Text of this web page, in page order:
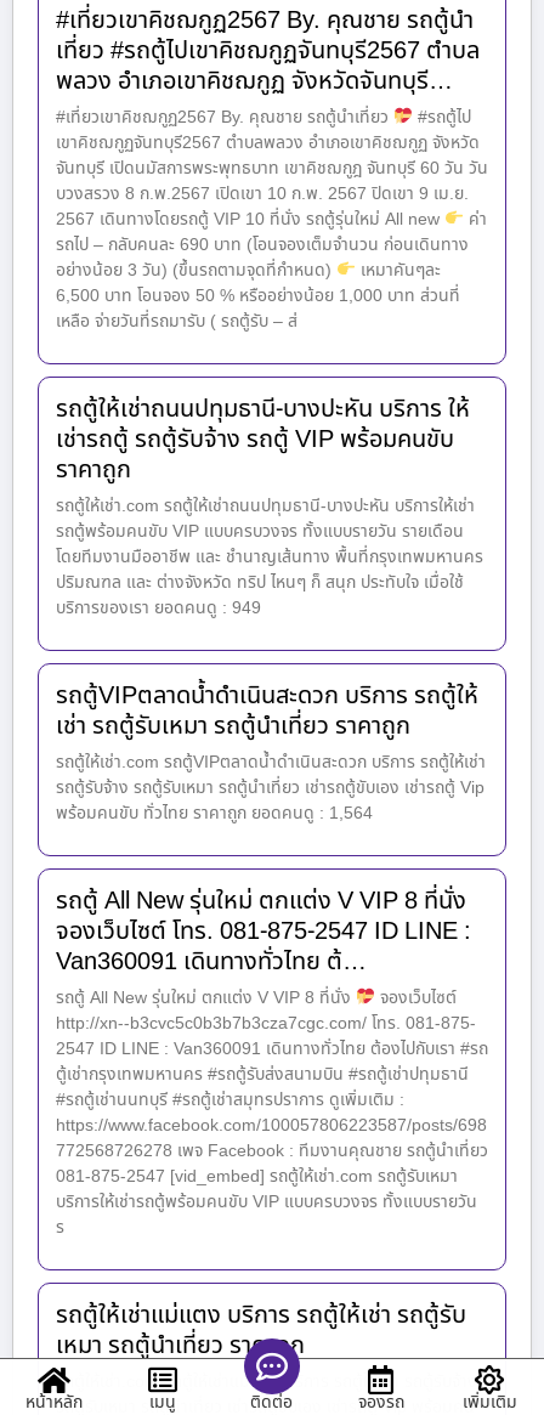
#เที่ยวเขาคิชฌกูฏ2567 By. คุณชาย รถตู้นำ
เที่ยว #รถตู้ไปเขาคิชฌกูฏจันทบุรี2567 ตำบล
พลวง อำเภอเขาคิชฌกูฏ จังหวัดจันทบุรี…
#เที่ยวเขาคิชฌกูฏ2567 By. คุณชาย รถตู้นำเที่ยว
#รถตู้ไป
เขาคิชฌกูฏจันทบุรี2567 ตำบลพลวง อำเภอเขาคิชฌกูฏ จังหวัด
จันทบุรี เปิดนมัสการพระพุทธบาท เขาคิชฌกูฎ จันทบุรี 60 วัน วัน
บวงสรวง 8 ก.พ.2567 เปิดเขา 10 ก.พ. 2567 ปิดเขา 9 เม.ย.
2567 เดินทางโดยรถตู้ VIP 10 ที่นั่ง รถตู้รุ่นใหม่ All new
ค่า
รถไป – กลับคนละ 690 บาท (โอนจองเต็มจำนวน ก่อนเดินทาง
อย่างน้อย 3 วัน) (ขึ้นรถตามจุดที่กำหนด)
เหมาคันๆละ
6,500 บาท โอนจอง 50 % หรืออย่างน้อย 1,000 บาท ส่วนที่
เหลือ จ่ายวันที่รถมารับ ( รถตู้รับ – ส่
รถตู้ให้เช่าถนนปทุมธานี-บางปะหัน บริการ ให้
เช่ารถตู้ รถตู้รับจ้าง รถตู้ VIP พร้อมคนขับ
ราคาถูก
รถตู้ให้เช่า.com รถตู้ให้เช่าถนนปทุมธานี-บางปะหัน บริการให้เช่า
รถตู้พร้อมคนขับ VIP แบบครบวงจร ทั้งแบบรายวัน รายเดือน
โดยทีมงานมืออาชีพ และ ชำนาญเส้นทาง พื้นที่กรุงเทพมหานคร
ปริมณฑล และ ต่างจังหวัด ทริป ไหนๆ ก็ สนุก ประทับใจ เมื่อใช้
บริการของเรา ยอดคนดู : 949
รถตู้VIPตลาดน้ำดำเนินสะดวก บริการ รถตู้ให้
เช่า รถตู้รับเหมา รถตู้นำเที่ยว ราคาถูก
รถตู้ให้เช่า.com รถตู้VIPตลาดน้ำดำเนินสะดวก บริการ รถตู้ให้เช่า
รถตู้รับจ้าง รถตู้รับเหมา รถตู้นำเที่ยว เช่ารถตู้ขับเอง เช่ารถตู้ Vip
พร้อมคนขับ ทั่วไทย ราคาถูก ยอดคนดู : 1,564
รถตู้ All New รุ่นใหม่ ตกแต่ง V VIP 8 ที่นั่ง
จองเว็บไซต์ โทร. 081-875-2547 ID LINE :
Van360091 เดินทางทั่วไทย ต้…
รถตู้ All New รุ่นใหม่ ตกแต่ง V VIP 8 ที่นั่ง
จองเว็บไซต์
http://xn--b3cvc5c0b3b7b3cza7cgc.com/ โทร. 081-875-
2547 ID LINE : Van360091 เดินทางทั่วไทย ต้องไปกับเรา #รถ
ตู้เช่ากรุงเทพมหานคร #รถตู้รับส่งสนามบิน #รถตู้เช่าปทุมธานี
#รถตู้เช่านนทบุรี #รถตู้เช่าสมุทรปราการ ดูเพิ่มเติม :
https://www.facebook.com/100057806223587/posts/698
772568726278 เพจ Facebook : ทีมงานคุณชาย รถตู้นำเที่ยว
081-875-2547 [vid_embed] รถตู้ให้เช่า.com รถตู้รับเหมา
บริการให้เช่ารถตู้พร้อมคนขับ VIP แบบครบวงจร ทั้งแบบรายวัน
ร
รถตู้ให้เช่าแม่แตง บริการ รถตู้ให้เช่า รถตู้รับ
เหมา รถตู้นำเที่ยว ราคาถูก
รถตู้ให้เช่า.com รถตู้ให้เช่าแม่แตง บริการ รถตู้ให้เช่า รถตู้รับจ้าง
รถตู้รับเหมา รถตู้นำเที่ยว เช่ารถตู้ขับเอง เช่ารถตู้ Vip พร้อมคน
หน้าหลัก เมนู ติดต่อ จองรถ เพิ่มเติม